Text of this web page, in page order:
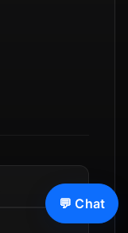
💬 Chat